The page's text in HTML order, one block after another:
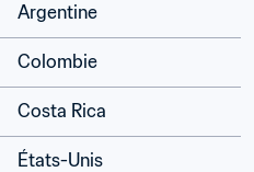
Argentine
Colombie
Costa Rica
États-Unis